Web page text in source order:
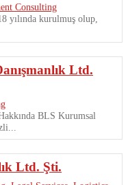
Consulting
yılında kurulmuş olup,
Ltd.
BLS Kurumsal
Ltd. Şti.